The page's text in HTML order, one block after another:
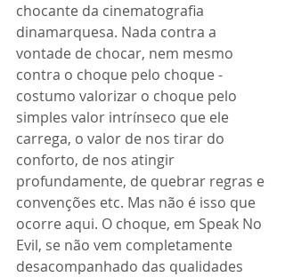
chocante da cinematografia
dinamarquesa. Nada contra a
vontade de chocar, nem mesmo
contra o choque pelo choque -
costumo valorizar o choque pelo
simples valor intrínseco que ele
carrega, o valor de nos tirar do
conforto, de nos atingir
profundamente, de quebrar regras e
convenções etc. Mas não é isso que
ocorre aqui. O choque, em Speak No
Evil, se não vem completamente
desacompanhado das qualidades